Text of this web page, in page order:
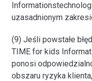
uzasadnionym
(9) Jeśli powstałe
TIME for kids
ponosi
obszaru ryzyka